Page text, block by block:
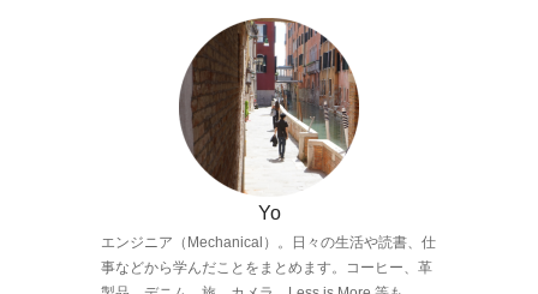
Yo
エンジニア（Mechanical）。日々の生活や読書、仕
事などから学んだことをまとめます。コーヒー、革